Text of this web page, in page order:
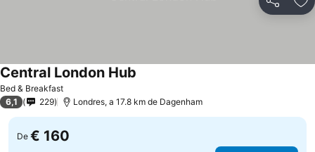
Partilhar
Bed & Breakfast
Central London Hub
6,1 229 Londres, a 17.8 km de Dagenham
De € 160